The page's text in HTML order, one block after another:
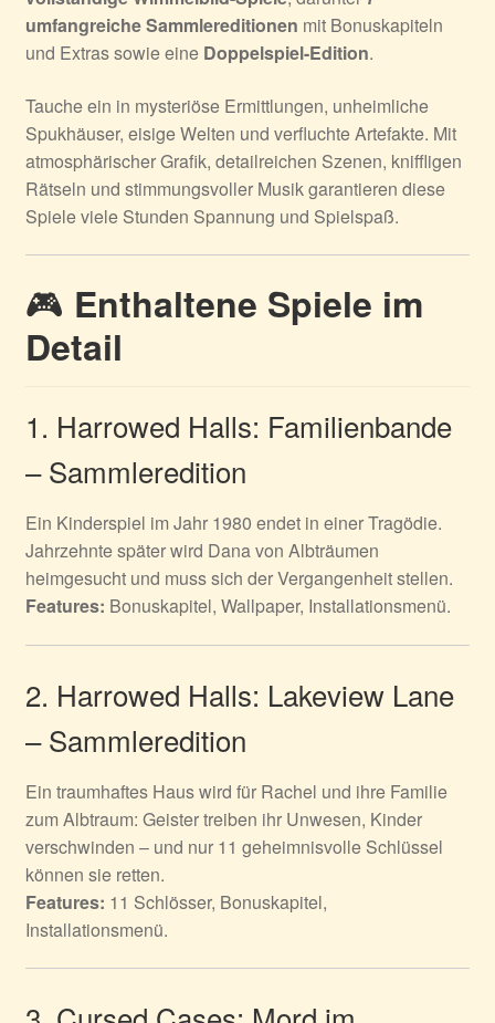
umfangreiche Sammlereditionen mit Bonuskapiteln
und Extras sowie eine Doppelspiel-Edition.
Tauche ein in mysteriöse Ermittlungen, unheimliche
Spukhäuser, eisige Welten und verfluchte Artefakte. Mit
atmosphärischer Grafik, detailreichen Szenen, kniffligen
Rätseln und stimmungsvoller Musik garantieren diese
Spiele viele Stunden Spannung und Spielspaß.
🎮 Enthaltene Spiele im
Detail
1. Harrowed Halls: Familienbande
– Sammleredition
Ein Kinderspiel im Jahr 1980 endet in einer Tragödie.
Jahrzehnte später wird Dana von Albträumen
heimgesucht und muss sich der Vergangenheit stellen.
Features: Bonuskapitel, Wallpaper, Installationsmenü.
2. Harrowed Halls: Lakeview Lane
– Sammleredition
Ein traumhaftes Haus wird für Rachel und ihre Familie
zum Albtraum: Geister treiben ihr Unwesen, Kinder
verschwinden – und nur 11 geheimnisvolle Schlüssel
können sie retten.
Features: 11 Schlösser, Bonuskapitel,
Installationsmenü.